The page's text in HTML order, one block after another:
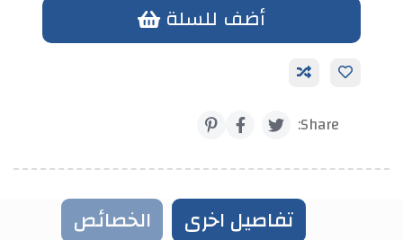
أضف للسلة
Share:
تفاصيل اخرى
الخصائص